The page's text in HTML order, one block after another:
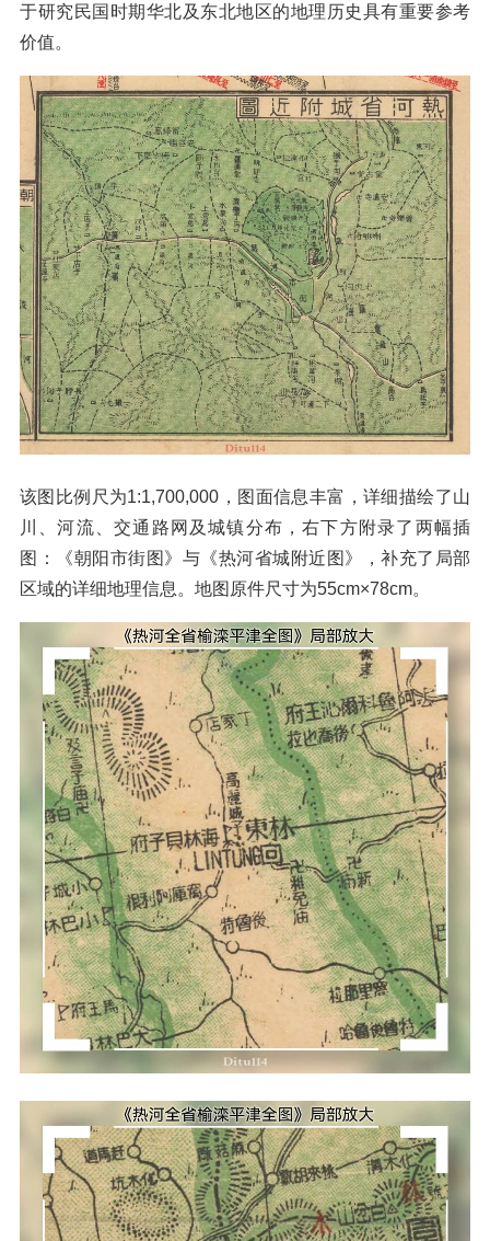
于研究民国时期华北及东北地区的地理历史具有重要参考
价值。
该图比例尺为1:1,700,000，图面信息丰富，详细描绘了山
川、河流、交通路网及城镇分布，右下方附录了两幅插
图：《朝阳市街图》与《热河省城附近图》，补充了局部
区域的详细地理信息。地图原件尺寸为55cm×78cm。